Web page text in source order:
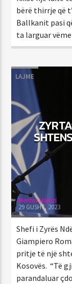
bërë thirrje që
Ballkanit pasi
ta larguar
LAJME
Mentor Hajrizi
29 GUSHT, 2023
Shefi i Zyrës
Giampiero
pritje të një
Kosovës. “Të
parandaluar